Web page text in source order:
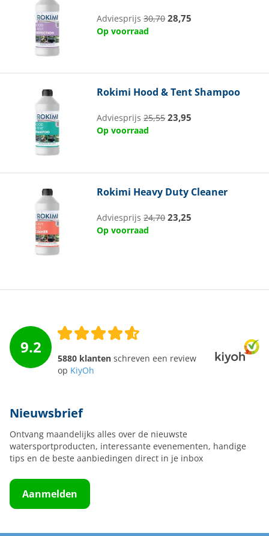
Adviesprijs30,70 28,75
Op voorraad
Rokimi Hood & Tent Shampoo
Adviesprijs25,55 23,95
Op voorraad
Rokimi Heavy Duty Cleaner
Adviesprijs24,70 23,25
Op voorraad
9.2
5880 klanten schreven een review
op KiyOh
Nieuwsbrief
Ontvang maandelijks alles over de nieuwste
watersportproducten, interessante evenementen, handige
tips en de beste aanbiedingen direct in je inbox
Aanmelden